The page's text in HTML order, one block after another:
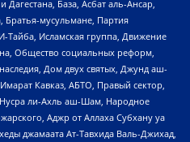
База, Асбат аль-Ансар,
Братья-мусульмане, Партия
Тайба, Исламская группа, Движение
Общество социальных реформ,
Дом двух святых, Джунд аш-
Кавказ, АБТО, Правый сектор,
Нусра ли-Ахль аш-Шам, Народное
Аджр от Аллаха Субхану уа
джамаата Ат-Тавхида Валь-Джихад,